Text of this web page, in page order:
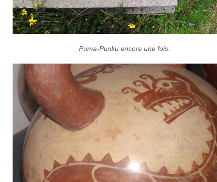
Puma-Punku encore une fois.